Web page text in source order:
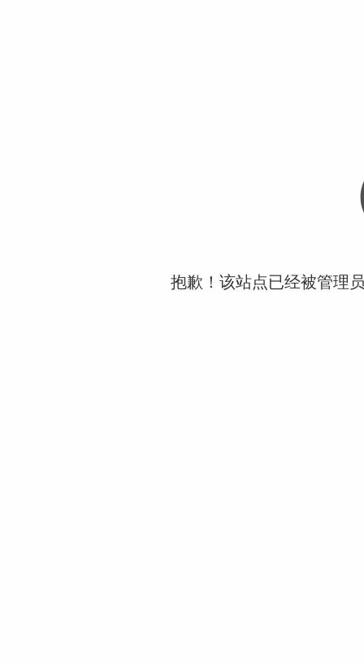
抱歉！该站点已经被管理